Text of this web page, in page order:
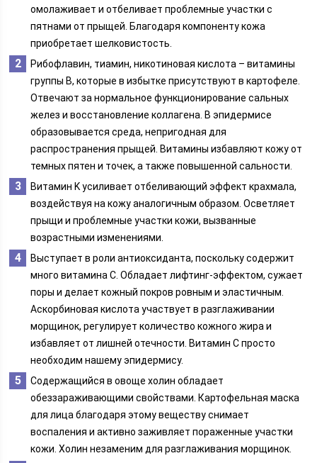
омолаживает и отбеливает проблемные участки с
пятнами от прыщей. Благодаря компоненту кожа
приобретает шелковистость.
Рибофлавин, тиамин, никотиновая кислота – витамины
группы B, которые в избытке присутствуют в картофеле.
Отвечают за нормальное функционирование сальных
желез и восстановление коллагена. В эпидермисе
образовывается среда, непригодная для
распространения прыщей. Витамины избавляют кожу от
темных пятен и точек, а также повышенной сальности.
Витамин K усиливает отбеливающий эффект крахмала,
воздействуя на кожу аналогичным образом. Осветляет
прыщи и проблемные участки кожи, вызванные
возрастными изменениями.
Выступает в роли антиоксиданта, поскольку содержит
много витамина C. Обладает лифтинг-эффектом, сужает
поры и делает кожный покров ровным и эластичным.
Аскорбиновая кислота участвует в разглаживании
морщинок, регулирует количество кожного жира и
избавляет от лишней отечности. Витамин C просто
необходим нашему эпидермису.
Содержащийся в овоще холин обладает
обеззараживающими свойствами. Картофельная маска
для лица благодаря этому веществу снимает
воспаления и активно заживляет пораженные участки
кожи. Холин незаменим для разглаживания морщинок.